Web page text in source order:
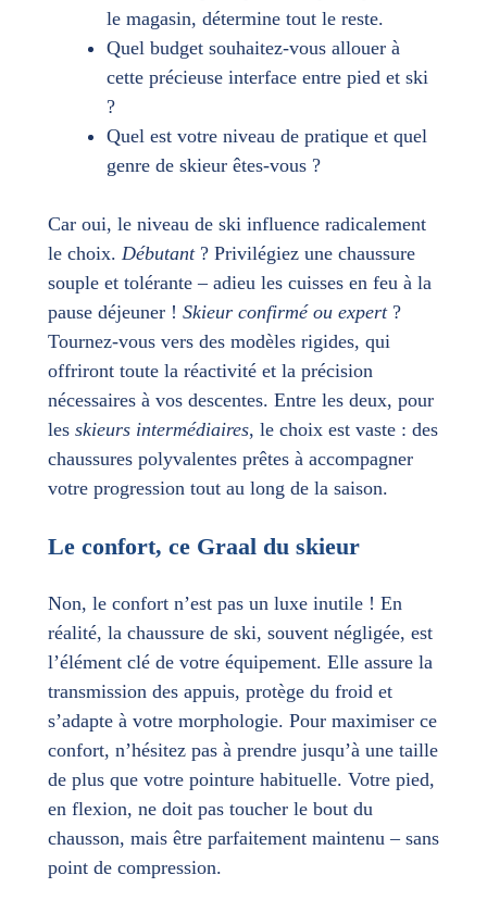
le magasin, détermine tout le reste.
Quel budget souhaitez-vous allouer à
cette précieuse interface entre pied et ski
?
Quel est votre niveau de pratique et quel
genre de skieur êtes-vous ?
Car oui, le niveau de ski influence radicalement
le choix. Débutant? Privilégiez une chaussure
souple et tolérante – adieu les cuisses en feu à la
pause déjeuner ! Skieur confirmé ou expert?
Tournez-vous vers des modèles rigides, qui
offriront toute la réactivité et la précision
nécessaires à vos descentes. Entre les deux, pour
les skieurs intermédiaires, le choix est vaste : des
chaussures polyvalentes prêtes à accompagner
votre progression tout au long de la saison.
Le confort, ce Graal du skieur
Non, le confort n’est pas un luxe inutile ! En
réalité, la chaussure de ski, souvent négligée, est
l’élément clé de votre équipement. Elle assure la
transmission des appuis, protège du froid et
s’adapte à votre morphologie. Pour maximiser ce
confort, n’hésitez pas à prendre jusqu’à une taille
de plus que votre pointure habituelle. Votre pied,
en flexion, ne doit pas toucher le bout du
chausson, mais être parfaitement maintenu – sans
point de compression.